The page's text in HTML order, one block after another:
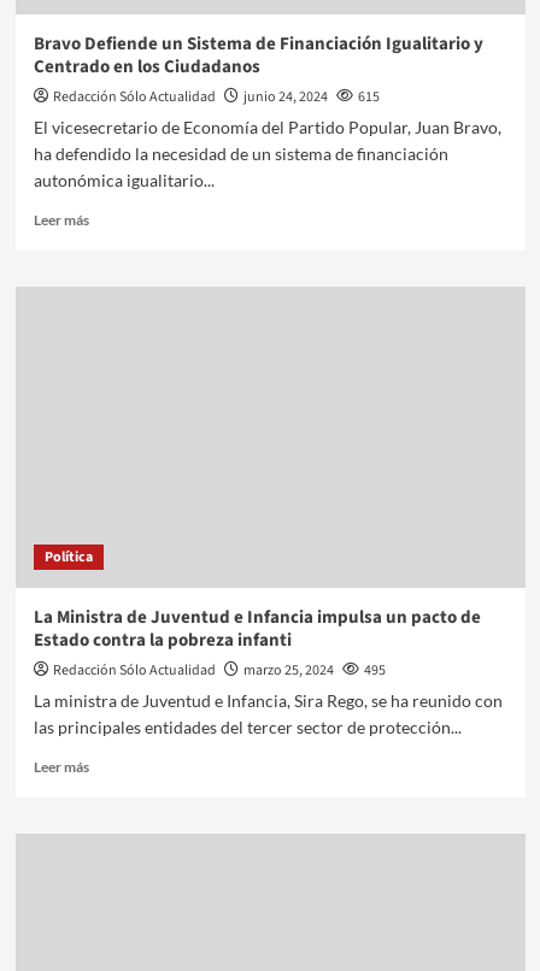
Bravo Defiende un Sistema de Financiación Igualitario y
Centrado en los Ciudadanos
Redacción Sólo Actualidad junio 24, 2024
615
El vicesecretario de Economía del Partido Popular, Juan Bravo,
ha defendido la necesidad de un sistema de financiación
autonómica igualitario...
Leer más
Política
La Ministra de Juventud e Infancia impulsa un pacto de
Estado contra la pobreza infanti
Redacción Sólo Actualidad marzo 25, 2024
495
La ministra de Juventud e Infancia, Sira Rego, se ha reunido con
las principales entidades del tercer sector de protección...
Leer más